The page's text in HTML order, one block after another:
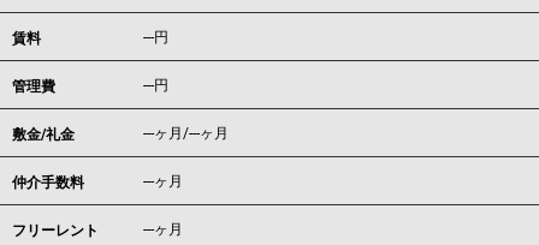
賃料 ---円
管理費 ---円
敷金/礼金 ---ヶ月/---ヶ月
仲介手数料 ---ヶ月
フリーレント ---ヶ月